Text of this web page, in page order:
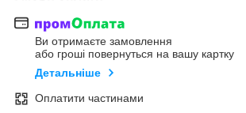
Ви отримаєте замовлення
або гроші повернуться на вашу картку
Детальніше
Оплатити частинами